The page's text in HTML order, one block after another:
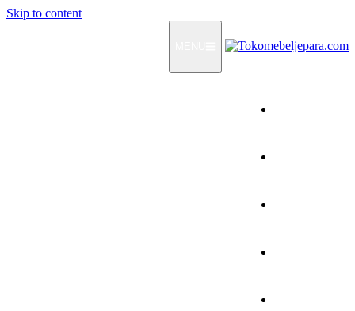
Skip to content